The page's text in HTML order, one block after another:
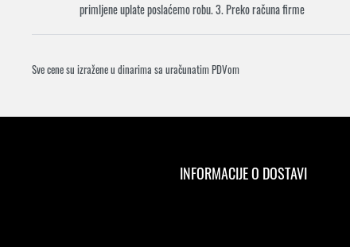
primljene uplate poslaćemo robu. 3. Preko računa firme
Sve cene su izražene u dinarima sa uračunatim PDVom
INFORMACIJE O DOSTAVI